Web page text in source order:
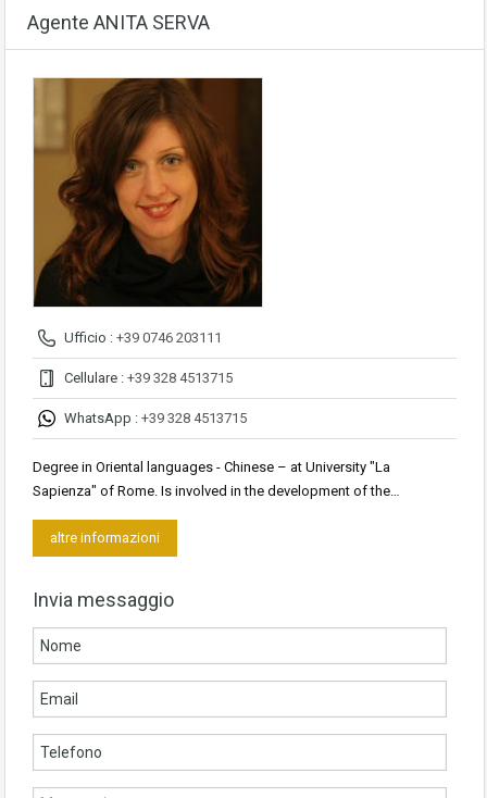
Agente ANITA SERVA
Ufficio : +39 0746 203111
Cellulare : +39 328 4513715
WhatsApp : +39 328 4513715
Degree in Oriental languages ​​- Chinese – at University "La
Sapienza" of Rome. Is involved in the development of the…
altre informazioni
Invia messaggio